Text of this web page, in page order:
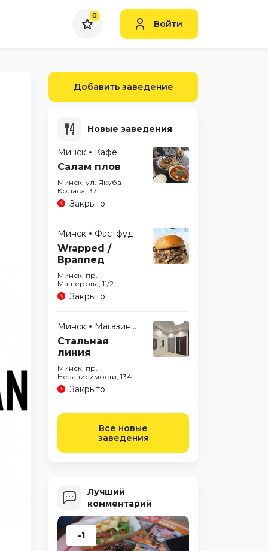
0
Войти
Добавить заведение
Новые заведения
Минск Кафе
Салам плов
Минск, ул. Якуба
Коласа, 37
Закрыто
Минск Фастфуд
Wrapped /
Враппед
Минск, пр.
Машерова, 11/2
Закрыто
Минск Магазины
Стальная
линия
Минск, пр.
Независимости, 134
Закрыто
Все новые
заведения
Лучший
комментарий
-1